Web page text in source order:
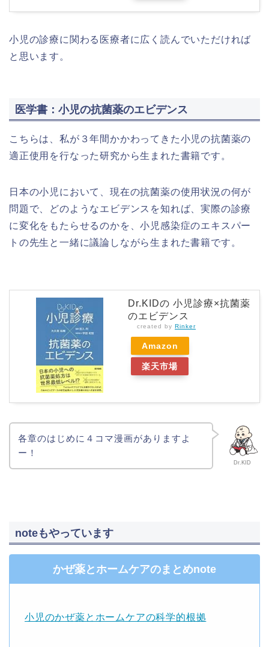
小児の診療に関わる医療者に広く読んでいただければ
と思います。
医学書：小児の抗菌薬のエビデンス
こちらは、私が３年間かかわってきた小児の抗菌薬の
適正使用を行なった研究から生まれた書籍です。
日本の小児において、現在の抗菌薬の使用状況の何が
問題で、どのようなエビデンスを知れば、実際の診療
に変化をもたらせるのかを、小児感染症のエキスパー
トの先生と一緒に議論しながら生まれた書籍です。
Dr.KIDの 小児診療×抗菌薬
のエビデンス
created by Rinker
Amazon
楽天市場
Dr.KID
各章のはじめに４コマ漫画がありますよ
ー！
noteもやっています
かぜ薬とホームケアのまとめnote
小児のかぜ薬とホームケアの科学的根拠